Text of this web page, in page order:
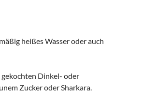
heißes Wasser oder auch
Dinkel- oder
Zucker oder Sharkara.